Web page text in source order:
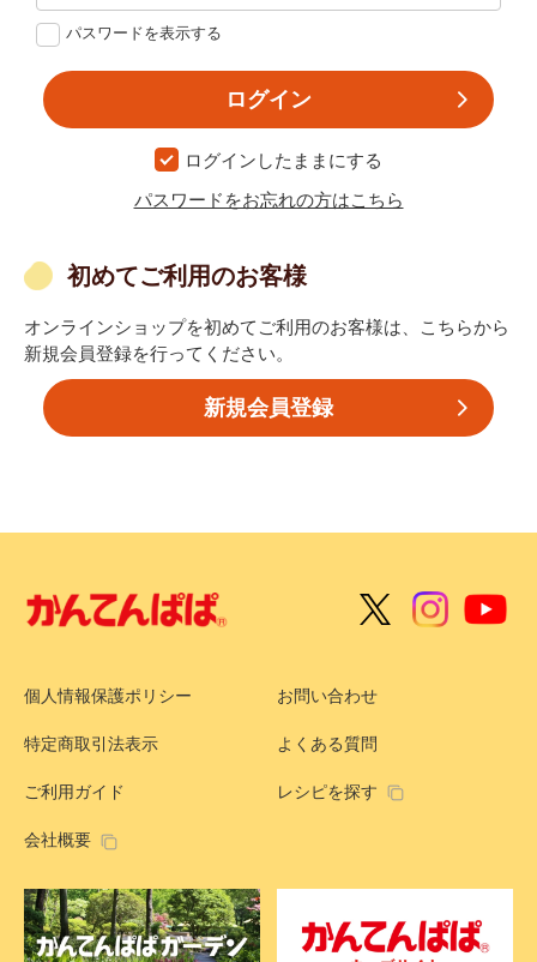
パスワードを表示する
ログインしたままにする
パスワードをお忘れの方はこちら
初めてご利用のお客様
オンラインショップを初めてご利用のお客様は、こちらから
新規会員登録を行ってください。
個人情報保護ポリシー お問い合わせ
特定商取引法表示 よくある質問
ご利用ガイド レシピを探す
会社概要